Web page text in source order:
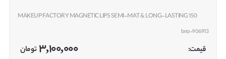
MAKEUP FACTORY MAGNETIC LIPS SEMI-MAT & LONG-LASTING 150
bno-906913
قیمت: 3,100,000 تومان